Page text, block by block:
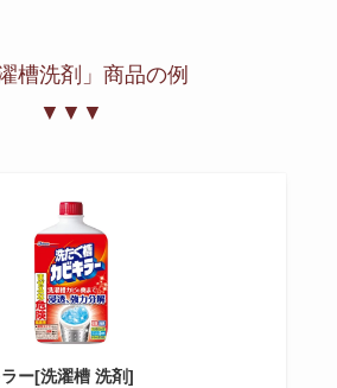
濯槽洗剤」商品の例
▼▼▼
ー[洗濯槽 洗剤]